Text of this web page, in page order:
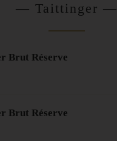
— Taittinger —
Brut Réserve
Brut Réserve